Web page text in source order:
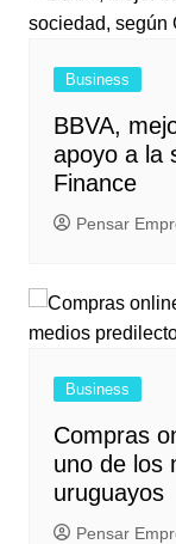
Business
BBVA,
apoyo a la
Finance
Pensar
Business
Compras
uno de los
uruguayos
Pensar